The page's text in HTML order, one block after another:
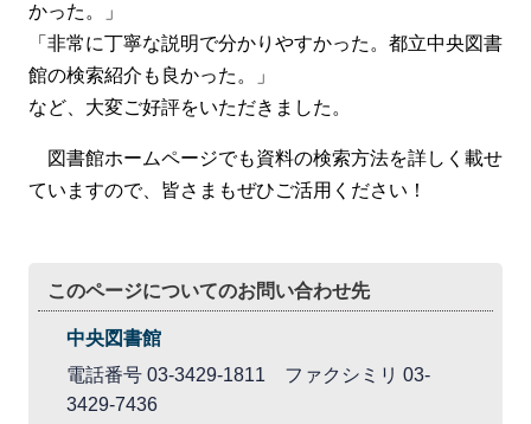
かった。」
「非常に丁寧な説明で分かりやすかった。都立中央図書
館の検索紹介も良かった。」
など、大変ご好評をいただきました。
図書館ホームページでも資料の検索方法を詳しく載せ
ていますので、皆さまもぜひご活用ください！
このページについてのお問い合わせ先
中央図書館
電話番号 03-3429-1811 ファクシミリ 03-
3429-7436